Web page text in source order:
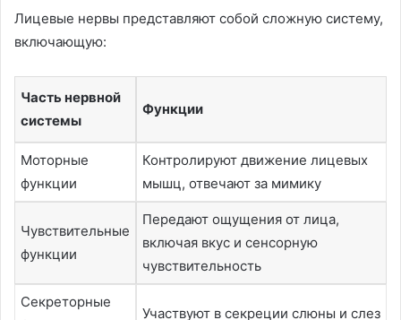
Лицевые нервы представляют собой сложную систему,
включающую:
Часть нервной
системы
Функции
Моторные
функции
Контролируют движение лицевых
мышц, отвечают за мимику
Чувствительные
функции
Передают ощущения от лица,
включая вкус и сенсорную
чувствительность
Секреторные
Участвуют в секреции слюны и слез